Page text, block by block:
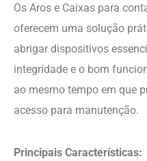
Aros e Caixas para Água
Aro com porta para